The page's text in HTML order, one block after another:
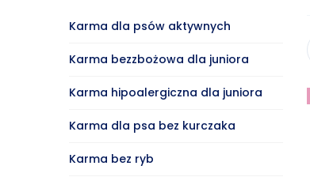
Karma dla psów aktywnych
Karma bezzbożowa dla juniora
Karma hipoalergiczna dla juniora
Karma dla psa bez kurczaka
Karma bez ryb